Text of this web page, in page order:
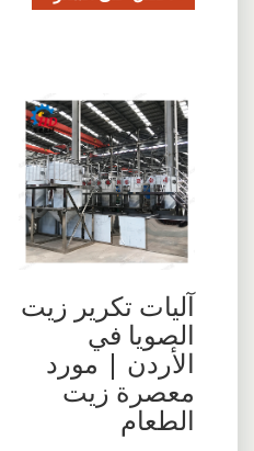
آليات تكرير زيت
الصويا في
الأردن | مورد
معصرة زيت
الطعام